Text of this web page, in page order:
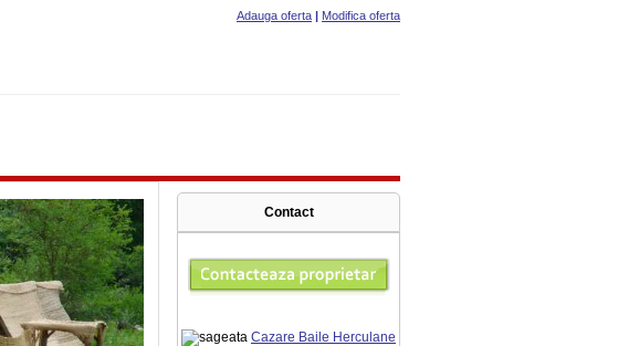
Adauga oferta | Modifica oferta
Contact
Cazare Baile Herculane